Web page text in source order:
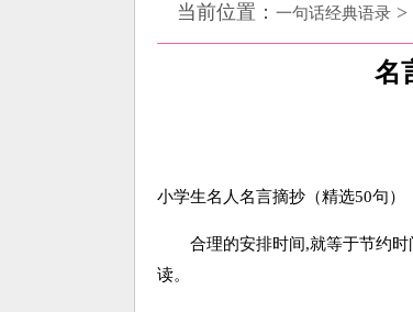
当前位置： 一句话经典语录 >
名
小学生名人名言摘抄（精选50句）
合理的安排时间,就等于节约时
读。